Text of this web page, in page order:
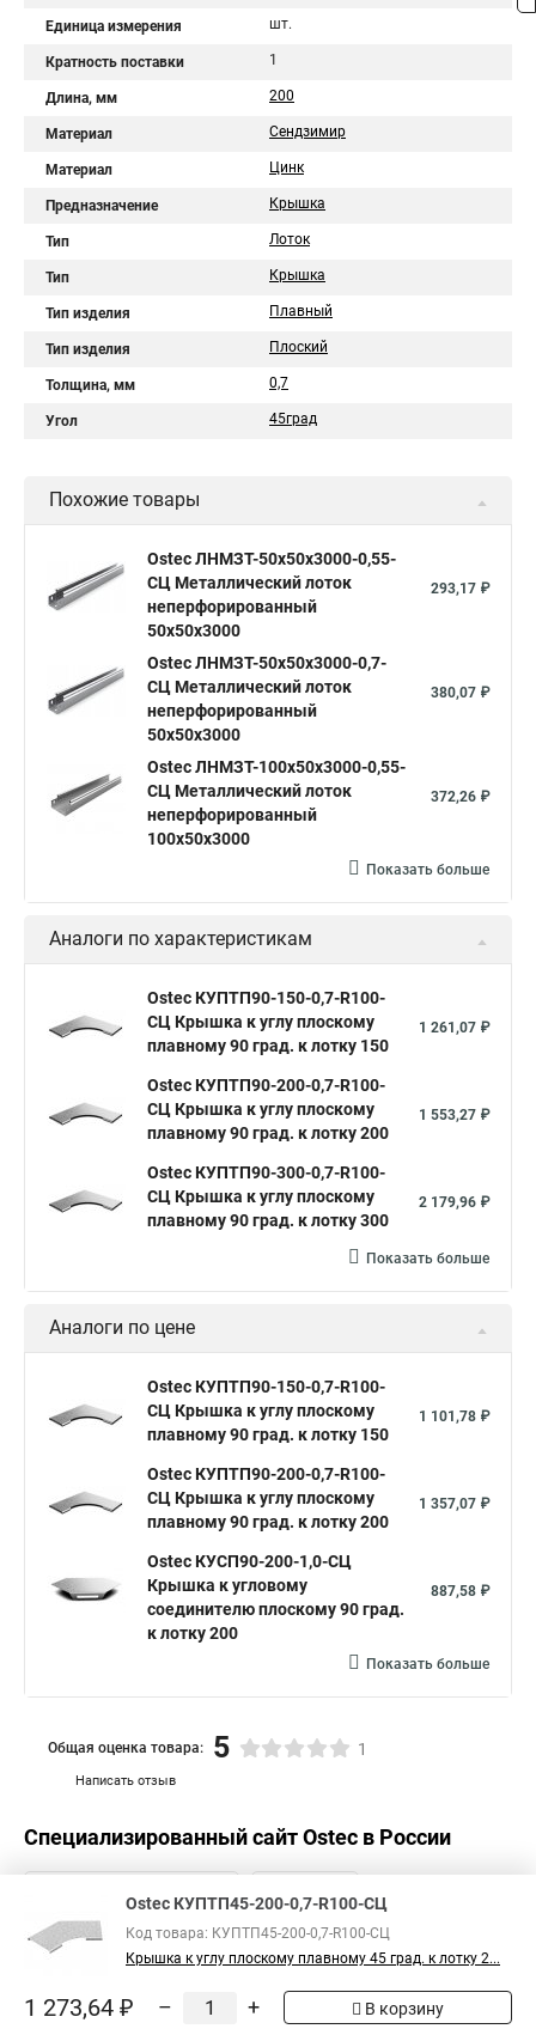
Единица измерения шт.
Кратность поставки 1
Длина, мм 200
Материал Сендзимир
Материал Цинк
Предназначение Крышка
Тип Лоток
Тип Крышка
Тип изделия Плавный
Тип изделия Плоский
Толщина, мм 0,7
Угол 45град
Похожие товары
Ostec ЛНМЗТ-50х50х3000-0,55-
СЦ Металлический лоток
неперфорированный
50х50х3000
293,17 ₽
Ostec ЛНМЗТ-50х50х3000-0,7-
СЦ Металлический лоток
неперфорированный
50х50х3000
380,07 ₽
Ostec ЛНМЗТ-100х50х3000-0,55-
СЦ Металлический лоток
неперфорированный
100х50х3000
372,26 ₽
Показать больше
Аналоги по характеристикам
Ostec КУПТП90-150-0,7-R100-
СЦ Крышка к углу плоскому
плавному 90 град. к лотку 150
1 261,07 ₽
Ostec КУПТП90-200-0,7-R100-
СЦ Крышка к углу плоскому
плавному 90 град. к лотку 200
1 553,27 ₽
Ostec КУПТП90-300-0,7-R100-
СЦ Крышка к углу плоскому
плавному 90 град. к лотку 300
2 179,96 ₽
Показать больше
Аналоги по цене
Ostec КУПТП90-150-0,7-R100-
СЦ Крышка к углу плоскому
плавному 90 град. к лотку 150
1 101,78 ₽
Ostec КУПТП90-200-0,7-R100-
СЦ Крышка к углу плоскому
плавному 90 град. к лотку 200
1 357,07 ₽
Ostec КУСП90-200-1,0-СЦ
Крышка к угловому
соединителю плоскому 90 град.
к лотку 200
887,58 ₽
Показать больше
Написать отзыв
Общая оценка товара: 5 1
Специализированный сайтOstec в России
Ostec КУПТП45-200-0,7-R100-СЦ
Код товара: КУПТП45-200-0,7-R100-СЦ
Крышка к углу плоскому плавному 45 град. к лотку 2...
1 273,64 ₽ – + В корзину